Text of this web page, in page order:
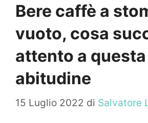
Bere caffè a
vuoto, cosa
attento a questa
abitudine
15 Luglio 2022 di Salvatore